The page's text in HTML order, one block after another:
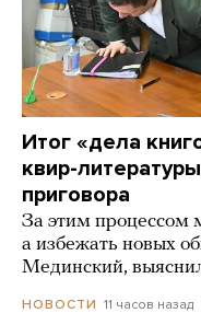
Итог «дела
квир-
приговора
За этим процессом
а избежать новых
Мединский,
НОВОСТИ 11 часов назад